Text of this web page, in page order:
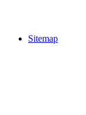
Sitemap